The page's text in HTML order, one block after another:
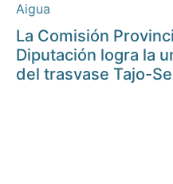
Aigua
La Comisión
Diputación logra la
del trasvase Tajo-